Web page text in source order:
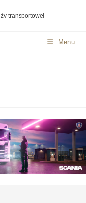
transportowej
Menu